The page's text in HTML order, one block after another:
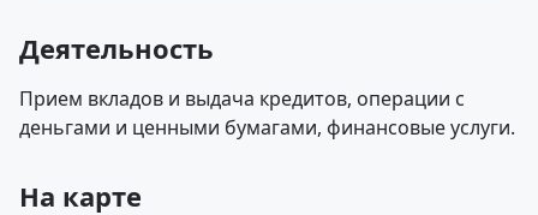
Деятельность
Прием вкладов и выдача кредитов, операции с
деньгами и ценными бумагами, финансовые услуги.
На карте